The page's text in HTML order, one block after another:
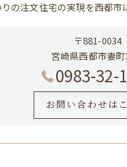
の注文住宅の実現を西都市
〒881-0034
宮崎県西都市妻
0983-32-
お問い合わせは